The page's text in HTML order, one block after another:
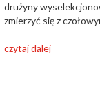
drużyny
zmierzyć się z
czytaj dalej